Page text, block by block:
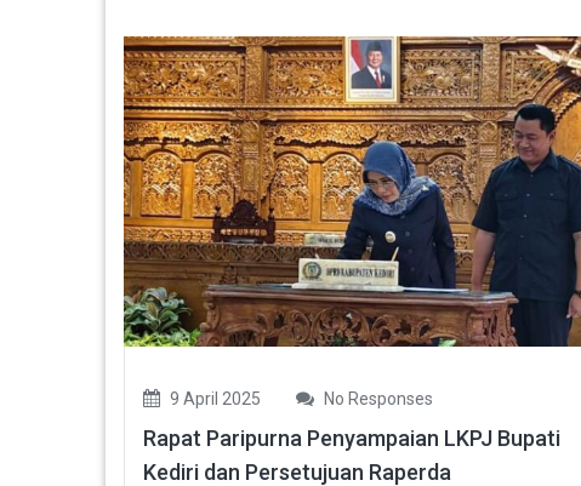
9 April 2025 No Responses
Rapat Paripurna Penyampaian LKPJ Bupati
Kediri dan Persetujuan Raperda